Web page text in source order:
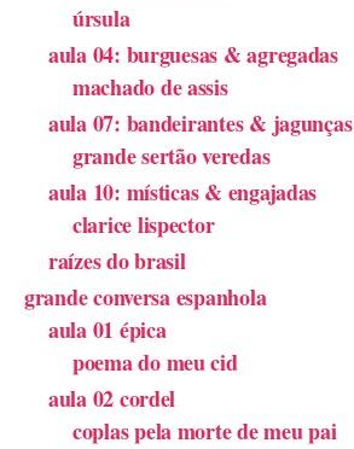
úrsula
aula 04: burguesas & agregadas
machado de assis
aula 07: bandeirantes & jagunças
grande sertão veredas
aula 10: místicas & engajadas
clarice lispector
raízes do brasil
grande conversa espanhola
aula 01 épica
poema do meu cid
aula 02 cordel
coplas pela morte de meu pai